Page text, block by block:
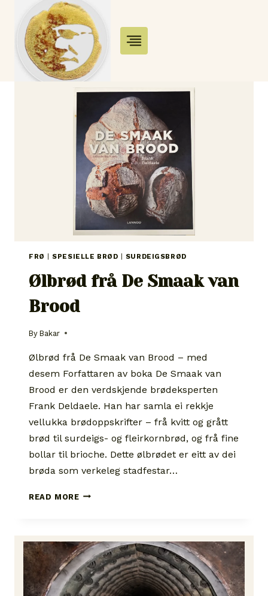
content
FRØ |SPESIELLE BRØD SURDEIGSBRØD
Ølbrød frå De Smaak van
Brood
By Bakar
Ølbrød frå De Smaak van Brood – med
desem Forfattaren av boka De Smaak van
Brood er den verdskjende brødeksperten
Frank Deldaele. Han har samla ei rekkje
vellukka brødoppskrifter – frå kvitt og grått
brød til surdeigs- og fleirkornbrød, og frå fine
bollar til brioche. Dette ølbrødet er eitt av dei
brøda som verkeleg stadfestar…
READ MOREØLBRØD
VAN
BROOD